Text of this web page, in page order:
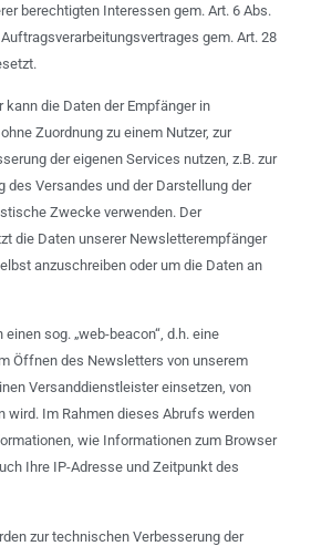
berechtigten Interessen gem. Art. 6 Abs.
gem. Art. 28
die Daten der Empfänger in
Zuordnung zu einem Nutzer, zur
der eigenen Services nutzen, z.B. zur
des Versandes und der Darstellung der
Zwecke verwenden. Der
die Daten unserer Newsletterempfänger
anzuschreiben oder um die Daten an
sog. „web-beacon“, d.h. eine
Öffnen des Newsletters von unserem
Versanddienstleister einsetzen, von
wird. Im Rahmen dieses Abrufs werden
wie Informationen zum Browser
Ihre IP-Adresse und Zeitpunkt des
zur technischen Verbesserung der